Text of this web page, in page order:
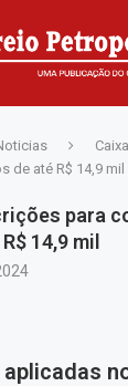
de até R$ 14,9 mil
para
14,9 mil